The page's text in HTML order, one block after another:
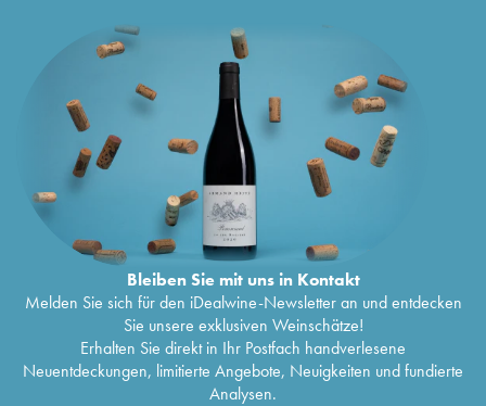
Bleiben Sie mit uns in Kontakt
Melden Sie sich für den iDealwine-Newsletter an und entdecken
Sie unsere exklusiven Weinschätze!
Erhalten Sie direkt in Ihr Postfach handverlesene
Neuentdeckungen, limitierte Angebote, Neuigkeiten und fundierte
Analysen.